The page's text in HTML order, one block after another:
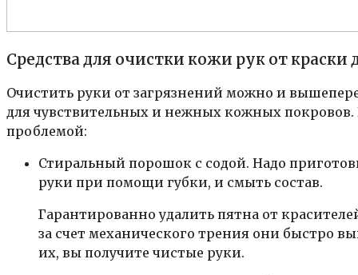
Средства для очистки кожи рук от краски
Очистить руки от загрязнений можно и
для чувствительных и нежных кожных
проблемой:
Стиральный порошок с содой. Надо
руки при помощи губки, и смыть состав.
Гарантированно удалить пятна от
за счет механического трения они быстро
их, вы получите чистые руки.